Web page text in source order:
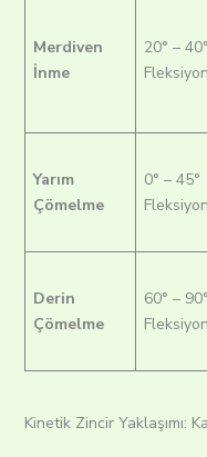
Merdiven
İnme
20° – 40°
Fleksiyon
Yarım
Çömelme
0° – 45°
Fleksiyon
Derin
Çömelme
60° –
Fleksiyon
Kinetik Zincir Yaklaşımı: